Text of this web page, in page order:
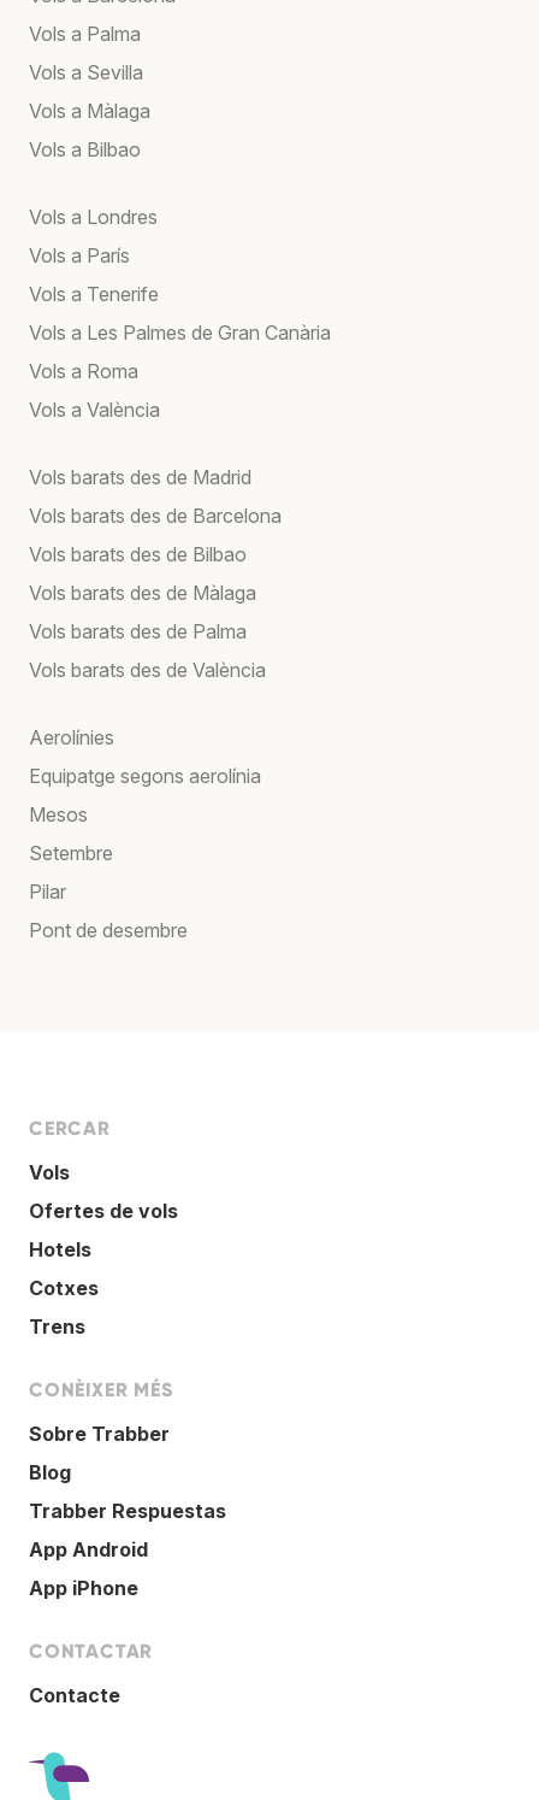
Vols a Palma
Vols a Sevilla
Vols a Màlaga
Vols a Bilbao
Vols a Londres
Vols a París
Vols a Tenerife
Vols a Les Palmes de Gran Canària
Vols a Roma
Vols a València
Vols barats des de Madrid
Vols barats des de Barcelona
Vols barats des de Bilbao
Vols barats des de Màlaga
Vols barats des de Palma
Vols barats des de València
Aerolínies
Equipatge segons aerolínia
Mesos
Setembre
Pilar
Pont de desembre
CERCAR
Vols
Ofertes de vols
Hotels
Cotxes
Trens
CONÈIXER MÉS
Sobre Trabber
Blog
Trabber Respuestas
App Android
App iPhone
CONTACTAR
Contacte